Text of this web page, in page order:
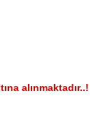
alınmaktadır..!